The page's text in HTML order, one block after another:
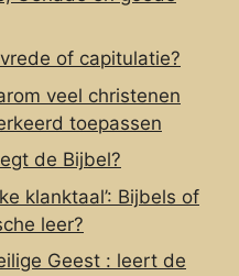
of capitulatie?
veel christenen
toepassen
de Bijbel?
klanktaal’: Bijbels of
leer?
Geest : leert de